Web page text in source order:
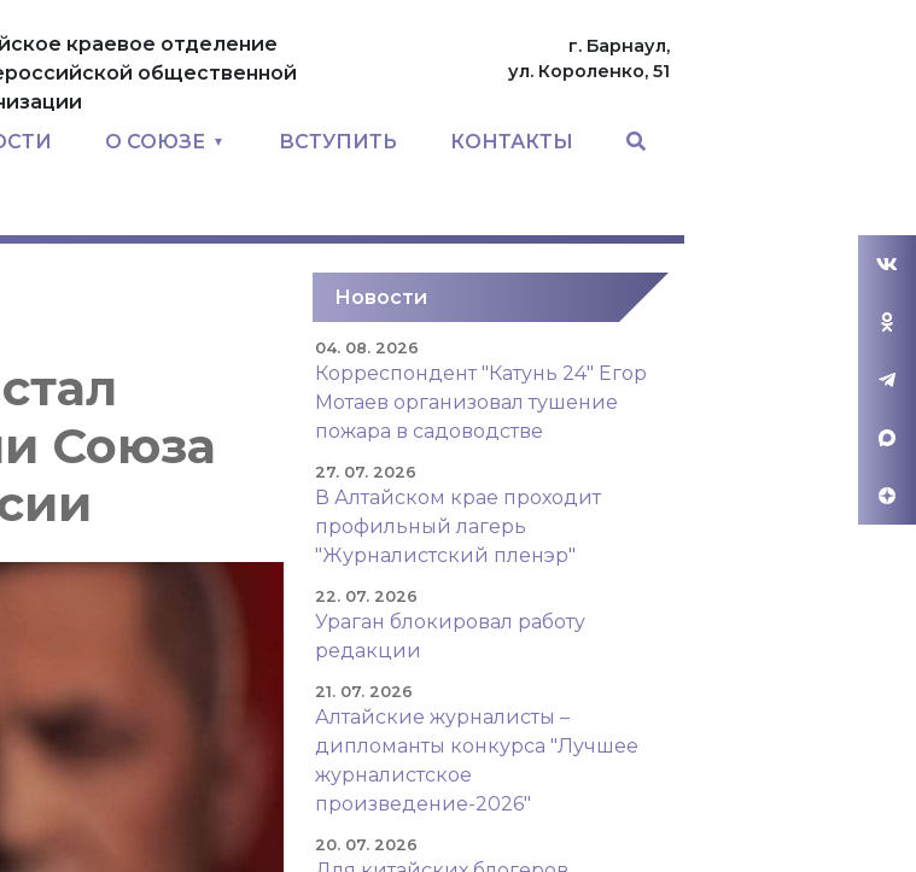
краевое отделение
общественной
г. Барнаул,
ул. Короленко, 51
О СОЮЗЕ ВСТУПИТЬ КОНТАКТЫ
Союза
Новости
04. 08. 2026
Корреспондент "Катунь 24" Егор
Мотаев организовал тушение
пожара в садоводстве
27. 07. 2026
В Алтайском крае проходит
профильный лагерь
"Журналистский пленэр"
22. 07. 2026
Ураган блокировал работу
редакции
21. 07. 2026
Алтайские журналисты –
дипломанты конкурса "Лучшее
журналистское
произведение-2026"
20. 07. 2026